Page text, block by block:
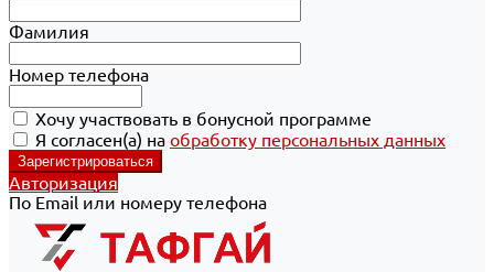
Фамилия
Номер телефона
Хочу участвовать в бонусной программе
Я согласен(а) на обработку персональных данных
Авторизация
По Email или номеру телефона